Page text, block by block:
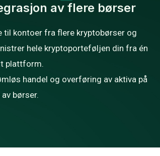
av flere børser
til kontoer fra flere kryptobørser og
hele kryptoporteføljen din fra én
plattform.
handel og overføring av aktiva på
børser.